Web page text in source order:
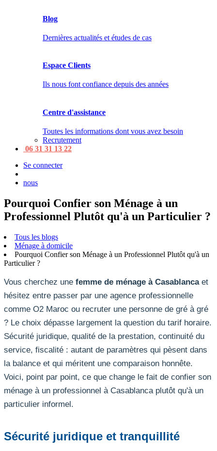
Blog
Dernières actualités et études de cas
Espace Clients
Ils nous font confiance depuis des années
Centre d'assistance
Toutes les informations dont vous avez besoin
Recrutement
06 31 31 13 22
Se connecter
nous
Pourquoi Confier son Ménage à un
Professionnel Plutôt qu'à un Particulier ?
Tous les blogs
Ménage à domicile
Pourquoi Confier son Ménage à un Professionnel Plutôt qu'à un
Particulier ?
Vous cherchez une femme de ménage à Casablancaet
hésitez entre passer par une agence professionnelle
comme O2 Maroc ou recruter une personne de gré à gré
? Le choix dépasse largement la question du tarif horaire.
Sécurité juridique, qualité de la prestation, continuité du
service, fiscalité : autant de paramètres qui pèsent dans
la balance et qui méritent une comparaison honnête.
Voici, point par point, ce que change le fait de confier son
ménage à un professionnel à Casablanca plutôt qu'à un
particulier informel.
Sécurité juridique et tranquillité